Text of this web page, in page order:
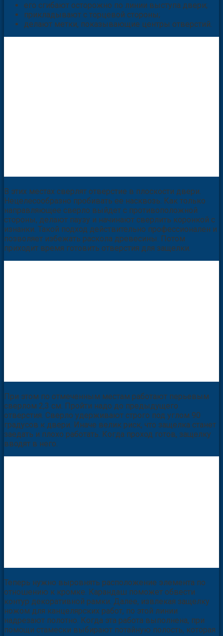
его сгибают осторожно по линии выступа двери;
прикладывают с торцевой стороны;
делают метки, показывающие центры отверстий.
В этих местах сверлят отверстие в плоскости двери.
Нецелесообразно пробивать ее насквозь. Как только
направляющее сверло выйдет с противоположной
стороны, делают паузу и начинают сверлить коронкой с
изнанки. Такой подход действительно профессионален и
позволяет избежать раскола древесины. Потом
приходит время готовить отверстия для защелки.
При этом по отмеченным местам работают перьевым
сверлом 2,3 см. Пройти надо до предыдущего
отверстия. Сверло удерживают строго под углом 90
градусов к двери. Иначе велик риск, что защелка станет
заедать и плохо работать. Когда проход готов, защелку
вводят в него.
Теперь нужно выровнять расположение элемента по
отношению к кромке. Карандаш поможет обвести
контур декоративной рамки. Далее, извлекая защелку
ножом для канцелярских работ, по этой линии
надрезают полотно. Когда эта работа выполнена, при
помощи стамески выбирают потайную полость, которая